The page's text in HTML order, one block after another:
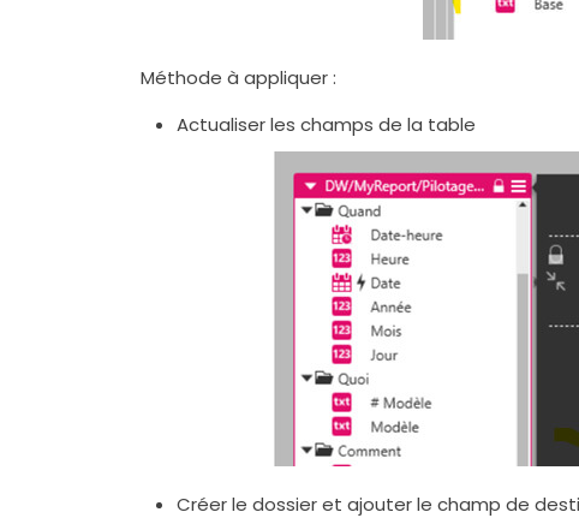
Méthode à appliquer :
Actualiser les champs de la table
Créer le dossier et ajouter le champ de